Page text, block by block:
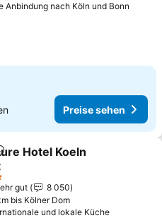
Anbindung nach Köln und Bonn
Preise sehen
Favoriten hinzufügen
Hotel Koeln
gut
8 050
bis Kölner Dom
und lokale Küche